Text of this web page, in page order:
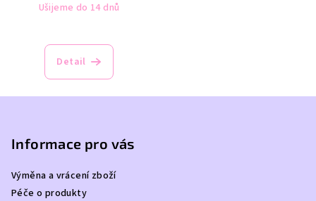
Ušijeme do 14 dnů
Detail
Informace pro vás
Výměna a vrácení zboží
Péče o produkty